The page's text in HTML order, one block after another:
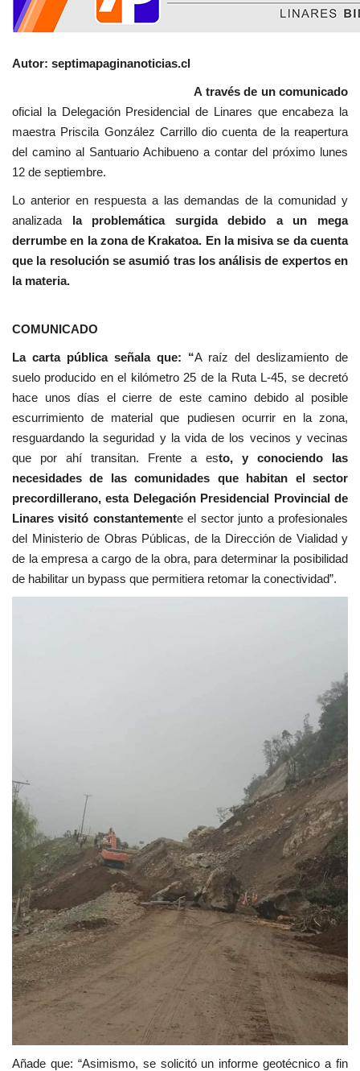
Autor: septimapaginanoticias.cl
A través de un comunicado
oficial la Delegación Presidencial de Linares que encabeza la
maestra Priscila González Carrillo dio cuenta de la reapertura
del camino al Santuario Achibueno a contar del próximo lunes
12 de septiembre.
Lo anterior en respuesta a las demandas de la comunidad y
analizada la problemática surgida debido a un mega
derrumbe en la zona de Krakatoa. En la misiva se da cuenta
que la resolución se asumió tras los análisis de expertos en
la materia.
COMUNICADO
La carta pública señala que: “A raíz del deslizamiento de
suelo producido en el kilómetro 25 de la Ruta L-45, se decretó
hace unos días el cierre de este camino debido al posible
escurrimiento de material que pudiesen ocurrir en la zona,
resguardando la seguridad y la vida de los vecinos y vecinas
que por ahí transitan. Frente a esto, y conociendo las
necesidades de las comunidades que habitan el sector
precordillerano, esta Delegación Presidencial Provincial de
Linares visitó constantemente el sector junto a profesionales
del Ministerio de Obras Públicas, de la Dirección de Vialidad y
de la empresa a cargo de la obra, para determinar la posibilidad
de habilitar un bypass que permitiera retomar la conectividad”.
Añade que: “Asimismo, se solicitó un informe geotécnico a fin